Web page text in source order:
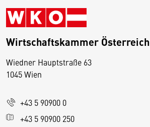
Wirtschaftskammer Österreich
Wiedner Hauptstraße 63
1045 Wien
+43 5 90900 0
+43 5 90900 250
D
s
e